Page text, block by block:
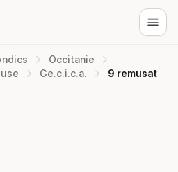
Occitanie
Ge.c.i.c.a. 9 remusat